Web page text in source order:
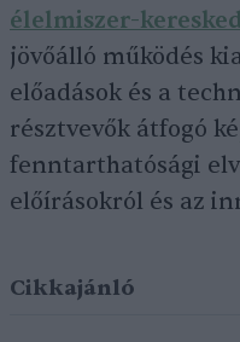
élelmiszer-
jövőálló működés
előadások és a
résztvevők átfogó
fenntarthatósági
előírásokról és az
Cikkajánló